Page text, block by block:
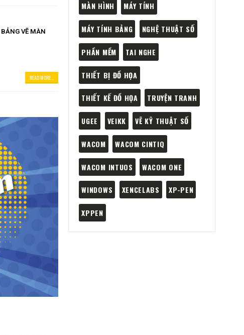
BẢNG VẼ MÀN
READ MORE...
MÀN HÌNH MÁY TÍNH
MÁY TÍNH BẢNG NGHỆ THUẬT SỐ
PHẦN MỀM TAI NGHE
THIẾT BỊ ĐỒ HỌA
THIẾT KẾ ĐỒ HỌA TRUYỆN TRANH
UGEE VEIKK VẼ KỸ THUẬT SỐ
WACOM WACOM CINTIQ
WACOM INTUOS WACOM ONE
WINDOWS XENCELABS XP-PEN
XPPEN